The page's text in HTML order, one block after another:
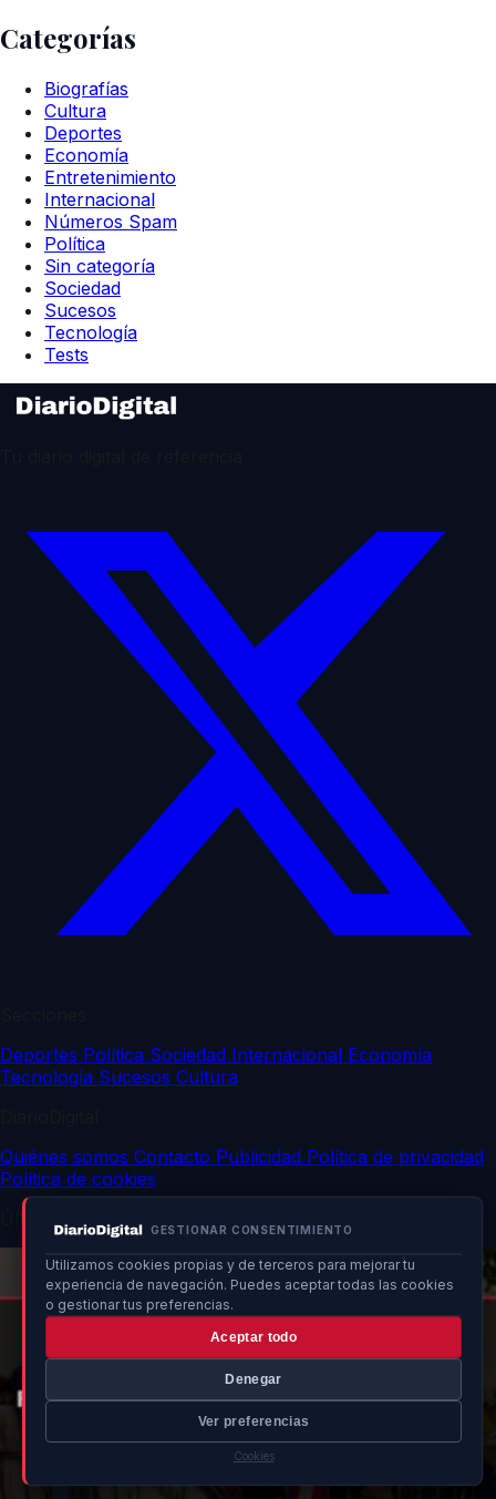
GESTIONAR CONSENTIMIENTO
Utilizamos cookies propias y de terceros para mejorar tu
experiencia de navegación. Puedes aceptar todas las cookies
o gestionar tus preferencias.
Aceptar todo
Denegar
Ver preferencias
Cookies
Categorías
Biografías
Cultura
Deportes
Economía
Entretenimiento
Internacional
Números Spam
Política
Sin categoría
Sociedad
Sucesos
Tecnología
Tests
Deportes Política Sociedad Internacional Economía
Tecnología Sucesos Cultura
Quiénes somos Contacto Publicidad Política de privacidad
Política de cookies